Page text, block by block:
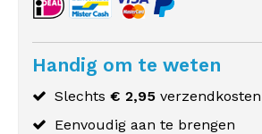
Handig om te weten
Slechts € 2,95
Eenvoudig aan te brengen